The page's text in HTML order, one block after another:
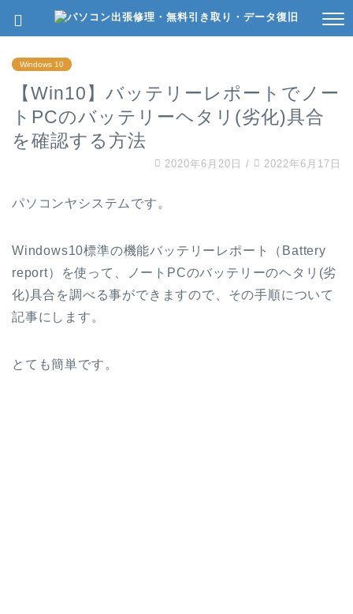
Windows 10
【Win10】バッテリーレポートでノー
トPCのバッテリーヘタリ(劣化)具合
を確認する方法
2020年6月20日 / 2022年6月17日
パソコンヤシステムです。
Windows10標準の機能バッテリーレポート（Battery
report）を使って、ノートPCのバッテリーのヘタリ(劣
化)具合を調べる事ができますので、その手順について
記事にします。
とても簡単です。